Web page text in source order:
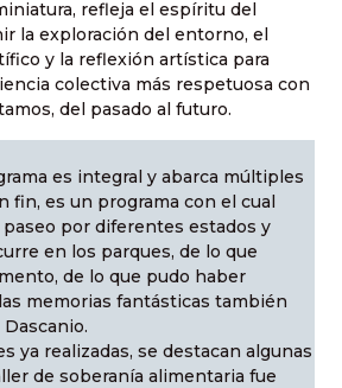
refleja el espíritu del
la exploración del entorno, el
y la reflexión artística para
colectiva más respetuosa con
del pasado al futuro.
es integral y abarca múltiples
fin, es un programa con el cual
por diferentes estados y
en los parques, de lo que
de lo que pudo haber
memorias fantásticas también
ya realizadas, se destacan algunas
de soberanía alimentaria fue